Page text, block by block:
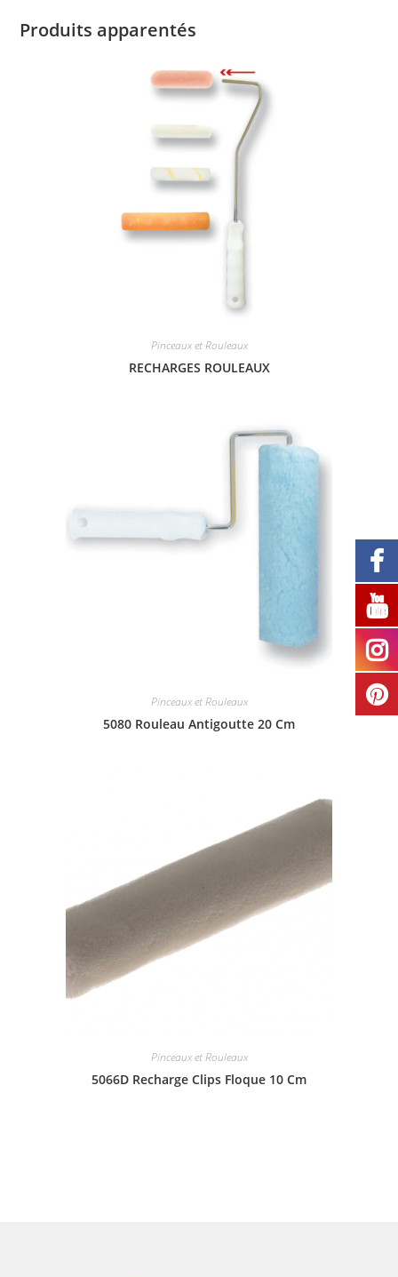
Produits apparentés
Pinceaux et Rouleaux
RECHARGES ROULEAUX
Pinceaux et Rouleaux
5080 Rouleau Antigoutte 20 Cm
Pinceaux et Rouleaux
5066D Recharge Clips Floque 10 Cm